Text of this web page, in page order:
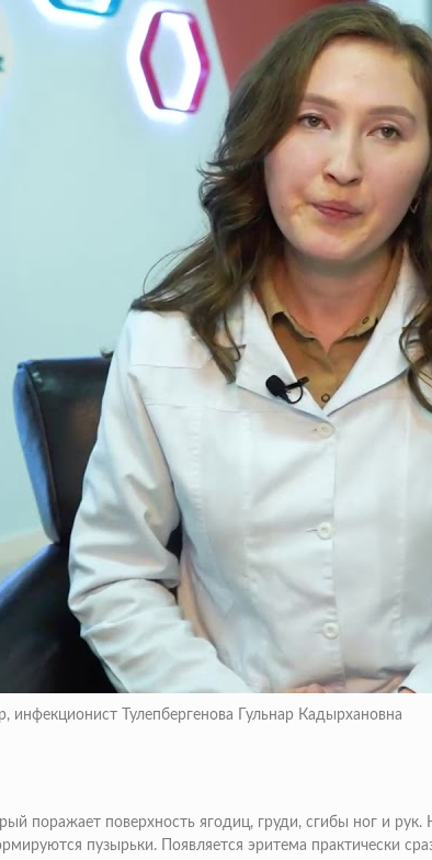
Тулепбергенова Гульнар Кадырхановна
поражает поверхность ягодиц, груди, сгибы ног и
пузырьки. Появляется эритема практически